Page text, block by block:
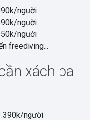
người
người
người
freediving...
xách ba
người